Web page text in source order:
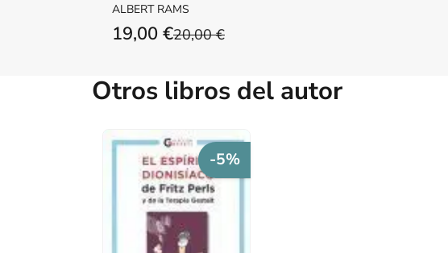
ALBERT RAMS
20,00 €
19,00 €
Otros libros del autor
-5%